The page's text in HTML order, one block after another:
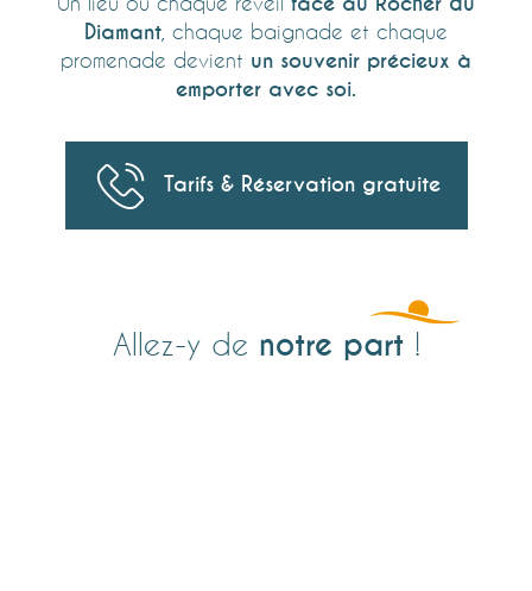
Diamant , chaque baignade et chaque
promenade devient un souvenir précieux à
emporter avec soi.
Tarifs & Réservation gratuite
Allez-y de notre part!